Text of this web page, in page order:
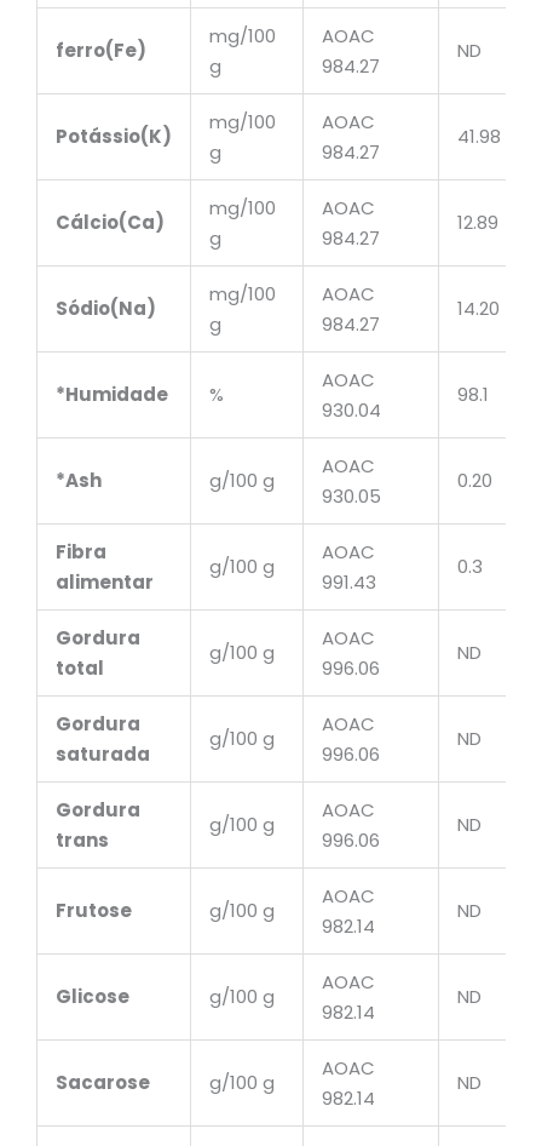
ferro(Fe)
mg/100
g
AOAC
984.27
ND
Potássio(K)
mg/100
g
AOAC
984.27
41.98
Cálcio(Ca)
mg/100
g
AOAC
984.27
12.89
Sódio(Na)
mg/100
g
AOAC
984.27
14.20
*Humidade %
AOAC
930.04
98.1
*Ash g/100 g
AOAC
930.05
0.20
Fibra
alimentar
g/100 g
AOAC
991.43
0.3
Gordura
total
g/100 g
AOAC
996.06
ND
Gordura
saturada
g/100 g
AOAC
996.06
ND
Gordura
trans
g/100 g
AOAC
996.06
ND
Frutose g/100 g
AOAC
982.14
ND
Glicose g/100 g
AOAC
982.14
ND
Sacarose g/100 g
AOAC
982.14
ND